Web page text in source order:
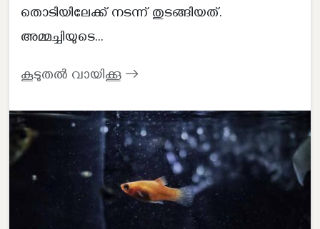
തൊടിയിലേക്ക് നടന്ന് തുടങ്ങിയത്.
അമ്മച്ചിയുടെ...
കൂടുതൽ വായിക്കൂ